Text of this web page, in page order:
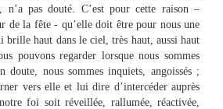
pas douté. C’est pour cette raison –
de la fête - qu’elle doit être pour nous une
brille haut dans le ciel, très haut, aussi haut
pouvons regarder lorsque nous sommes
doute, nous sommes inquiets, angoissés ;
vers elle et lui dire d’intercéder auprès
foi soit réveillée, rallumée, réactivée,